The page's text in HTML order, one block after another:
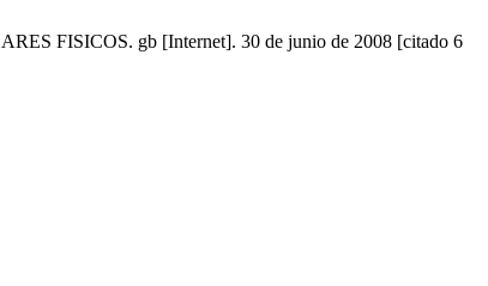
FISICOS. gb [Internet]. 30 de junio de 2008 [citado 6